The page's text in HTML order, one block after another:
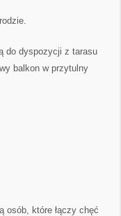
do dyspozycji z tarasu
balkon w przytulny
osób, które łączy chęć